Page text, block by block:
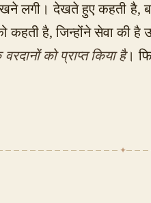
लगी। देखते हुए कहती है,
है, जिन्होंने सेवा की है
को प्राप्त किया है।
✦